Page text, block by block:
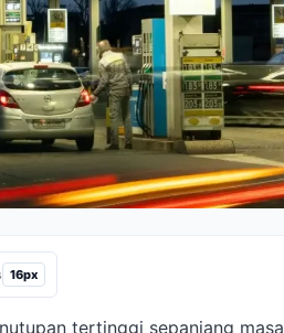
16px
tertinggi sepanjang masa